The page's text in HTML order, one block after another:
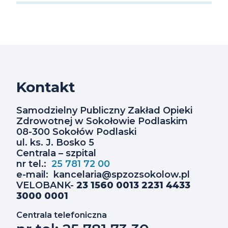
Kontakt
Samodzielny Publiczny Zakład Opieki
Zdrowotnej w Sokołowie Podlaskim
08-300 Sokołów Podlaski
ul. ks. J. Bosko 5
Centrala – szpital
nr tel.: 25 781 72 00
e-mail: kancelaria@spzozsokolow.pl
VELOBANK- 23 1560 0013 2231 4433
3000 0001
Centrala telefoniczna